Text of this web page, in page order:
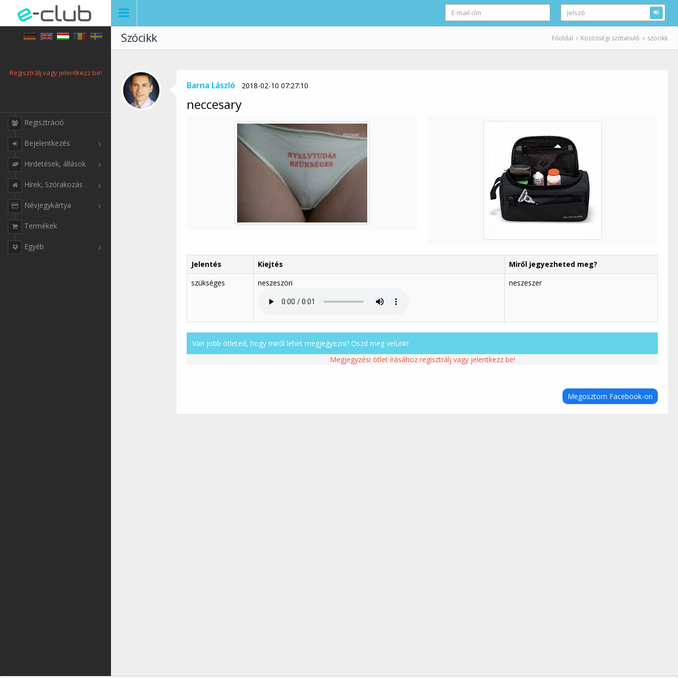
Regisztrálj vagy jelentkezz be!
Regisztráció
Bejelentkezés
Hirdetések, állások
Hírek, Szórakozás
Névjegykártya
Termékek
Egyéb
Szócikk Főoldal Közösségi szótanuló szocikk
Barna László 2018-02-10 07:27:10
neccesary
Jelentés Kiejtés
Miről jegyezheted meg?
szükséges
neszeszöri neszeszer
Van jobb ötleted, hogy miről lehet megjegyezni? Oszd meg velünk!
Megjegyzési ötlet írásához regisztrálj vagy jelentkezz be!
Megosztom Facebook-on